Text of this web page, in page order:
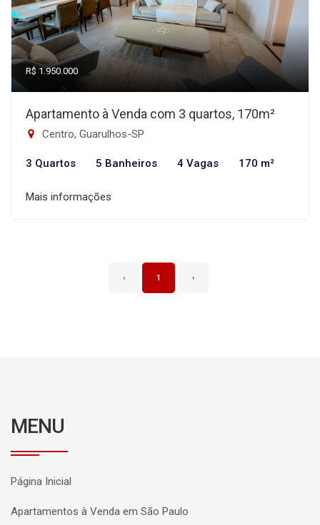
R$ 1.950.000
Apartamento à Venda com 3 quartos, 170m²
Centro, Guarulhos-SP
3 Quartos 5 Banheiros 4 Vagas 170 m²
Mais informações
‹ 1 ›
MENU
Página Inicial
Apartamentos à Venda em São Paulo